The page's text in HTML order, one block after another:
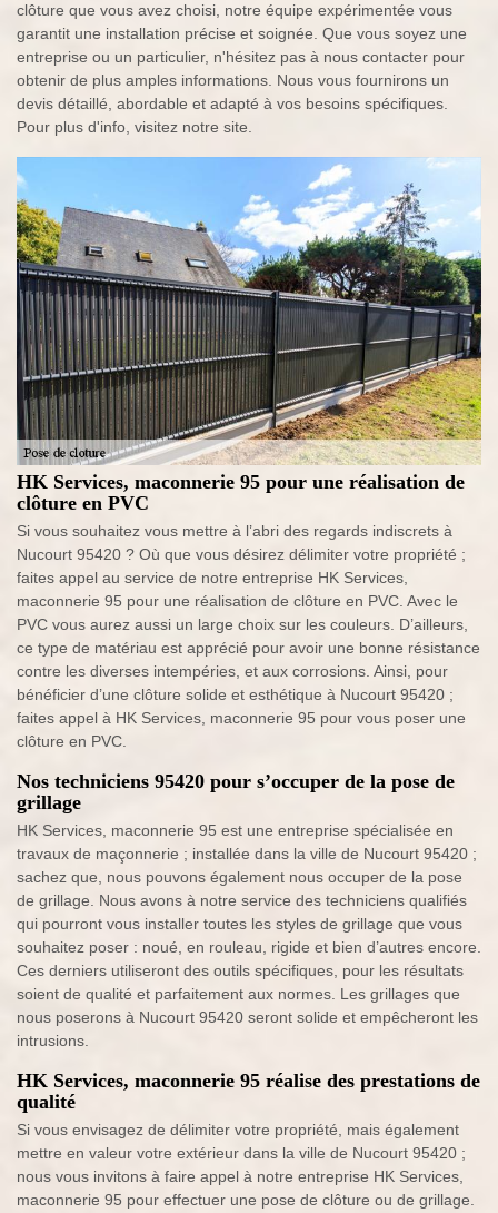
clôture que vous avez choisi, notre équipe expérimentée vous
garantit une installation précise et soignée. Que vous soyez une
entreprise ou un particulier, n'hésitez pas à nous contacter pour
obtenir de plus amples informations. Nous vous fournirons un
devis détaillé, abordable et adapté à vos besoins spécifiques.
Pour plus d'info, visitez notre site.
HK Services, maconnerie 95 pour une réalisation de
clôture en PVC
Si vous souhaitez vous mettre à l’abri des regards indiscrets à
Nucourt 95420 ? Où que vous désirez délimiter votre propriété ;
faites appel au service de notre entreprise HK Services,
maconnerie 95 pour une réalisation de clôture en PVC. Avec le
PVC vous aurez aussi un large choix sur les couleurs. D’ailleurs,
ce type de matériau est apprécié pour avoir une bonne résistance
contre les diverses intempéries, et aux corrosions. Ainsi, pour
bénéficier d’une clôture solide et esthétique à Nucourt 95420 ;
faites appel à HK Services, maconnerie 95 pour vous poser une
clôture en PVC.
Nos techniciens 95420 pour s’occuper de la pose de
grillage
HK Services, maconnerie 95 est une entreprise spécialisée en
travaux de maçonnerie ; installée dans la ville de Nucourt 95420 ;
sachez que, nous pouvons également nous occuper de la pose
de grillage. Nous avons à notre service des techniciens qualifiés
qui pourront vous installer toutes les styles de grillage que vous
souhaitez poser : noué, en rouleau, rigide et bien d’autres encore.
Ces derniers utiliseront des outils spécifiques, pour les résultats
soient de qualité et parfaitement aux normes. Les grillages que
nous poserons à Nucourt 95420 seront solide et empêcheront les
intrusions.
HK Services, maconnerie 95 réalise des prestations de
qualité
Si vous envisagez de délimiter votre propriété, mais également
mettre en valeur votre extérieur dans la ville de Nucourt 95420 ;
nous vous invitons à faire appel à notre entreprise HK Services,
maconnerie 95 pour effectuer une pose de clôture ou de grillage.